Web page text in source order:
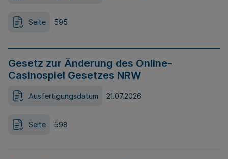
Seite 595
Gesetz zur Änderung des Online-
Casinospiel Gesetzes NRW
Ausfertigungsdatum 21.07.2026
Seite 598